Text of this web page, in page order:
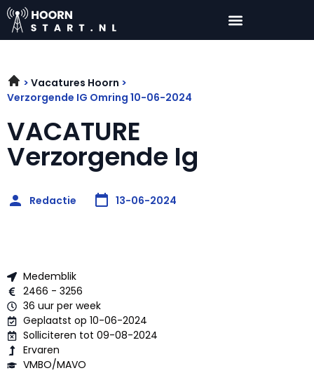
Vacatures Hoorn
Verzorgende IG Omring 10-06-2024
VACATURE
Verzorgende Ig
Redactie 13-06-2024
Medemblik
2466 - 3256
36 uur per week
Geplaatst op 10-06-2024
Solliciteren tot 09-08-2024
Ervaren
VMBO/MAVO